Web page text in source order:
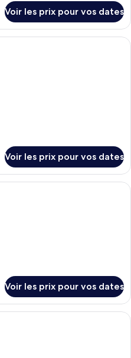
Voir les prix pour vos dates
Une pièce moderne comprenant
Voir les prix pour vos dates
Coffres-forts dans les chambres,
Voir les prix pour vos dates
Coffres-forts dans les chambres,